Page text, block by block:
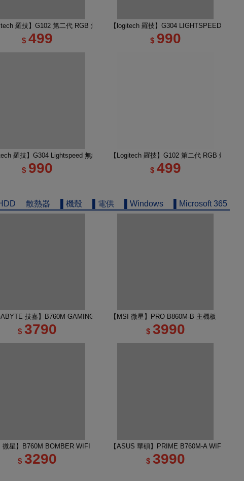
線類比遊戲滑鼠
羅技】G102 第二代 RGB 炫彩遊戲滑鼠 黑
$ 499
【logitech 羅技】G304 LIGHTSPEED 無線
$ 990
量化遊戲滑鼠 黑色
羅技】G304 Lightspeed 無線電競遊戲滑鼠 莫藍紫
$ 990
【Logitech 羅技】G102 第二代 RGB 炫彩遊
$ 499
散熱器 ▌機殼 ▌電供 ▌Windows ▌Microsoft 365
技嘉】B760M GAMING PLUS WIFI DDR4 主機板
$ 3790
【MSI 微星】PRO B860M-B 主機板
$ 3990
微星】B760M BOMBER WIFI DDR5 INTEL主機板
$ 3290
【ASUS 華碩】PRIME B760M-A WIFI-CSM
$ 3990